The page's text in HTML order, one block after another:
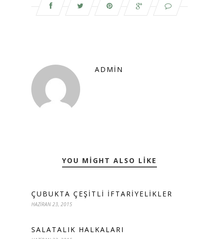
ADMIN
YOU MIGHT ALSO LIKE
ÇUBUKTA ÇEŞITLI IFTARIYELIKLER
HAZIRAN 23, 2015
SALATALIK HALKALARI